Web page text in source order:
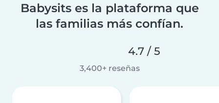
Babysits es la plataforma que
las familias más confían.
4.7 / 5
3,400+ reseñas